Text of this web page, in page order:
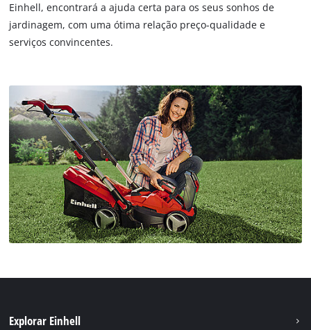
Einhell, encontrará a ajuda certa para os seus sonhos de
jardinagem, com uma ótima relação preço-qualidade e
serviços convincentes.
Explorar Einhell